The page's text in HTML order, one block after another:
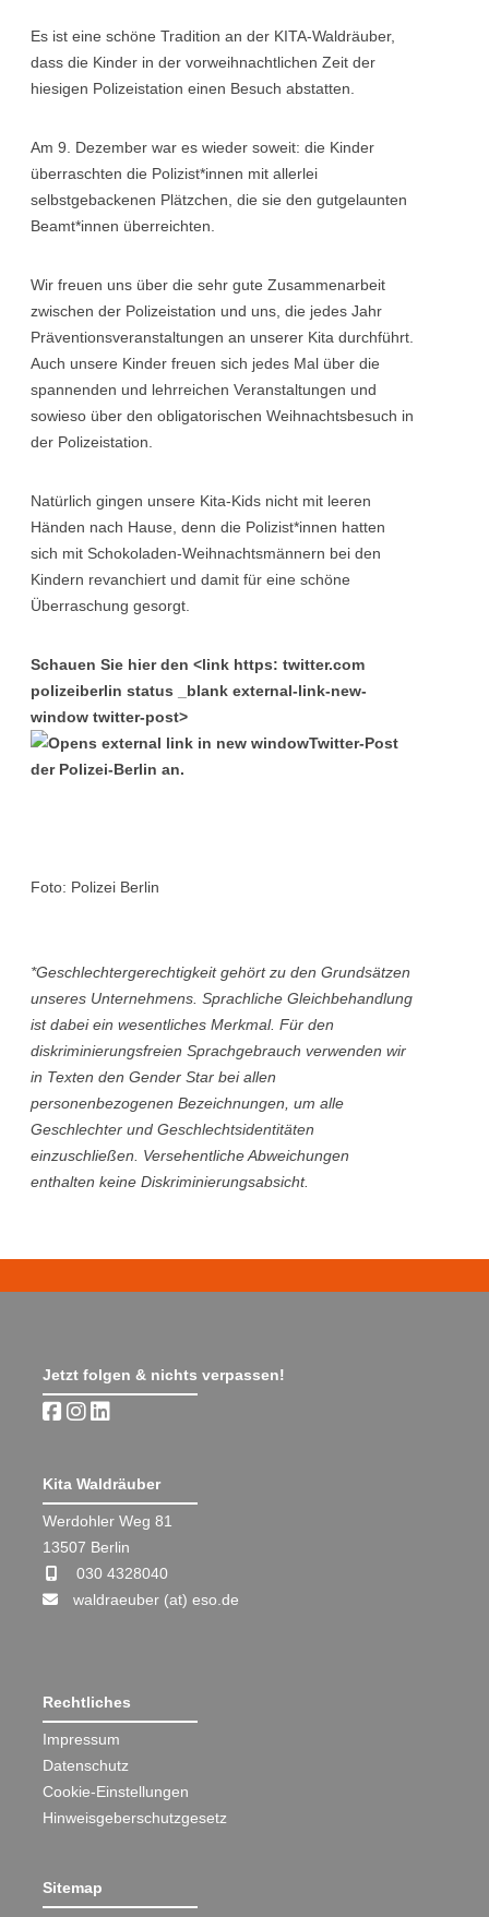
Es ist eine schöne Tradition an der KITA-Waldräuber,
dass die Kinder in der vorweihnachtlichen Zeit der
hiesigen Polizeistation einen Besuch abstatten.
Am 9. Dezember war es wieder soweit: die Kinder
überraschten die Polizist*innen mit allerlei
selbstgebackenen Plätzchen, die sie den gutgelaunten
Beamt*innen überreichten.
Wir freuen uns über die sehr gute Zusammenarbeit
zwischen der Polizeistation und uns, die jedes Jahr
Präventionsveranstaltungen an unserer Kita durchführt.
Auch unsere Kinder freuen sich jedes Mal über die
spannenden und lehrreichen Veranstaltungen und
sowieso über den obligatorischen Weihnachtsbesuch in
der Polizeistation.
Natürlich gingen unsere Kita-Kids nicht mit leeren
Händen nach Hause, denn die Polizist*innen hatten
sich mit Schokoladen-Weihnachtsmännern bei den
Kindern revanchiert und damit für eine schöne
Überraschung gesorgt.
Schauen Sie hier den <link https: twitter.com
polizeiberlin status _blank external-link-new-
window twitter-post>
Twitter-Post
der Polizei-Berlin an.
Foto: Polizei Berlin
*Geschlechtergerechtigkeit gehört zu den Grundsätzen
unseres Unternehmens. Sprachliche Gleichbehandlung
ist dabei ein wesentliches Merkmal. Für den
diskriminierungsfreien Sprachgebrauch verwenden wir
in Texten den Gender Star bei allen
personenbezogenen Bezeichnungen, um alle
Geschlechter und Geschlechtsidentitäten
einzuschließen. Versehentliche Abweichungen
enthalten keine Diskriminierungsabsicht.
Jetzt folgen & nichts verpassen!
Kita Waldräuber
Werdohler Weg 81
13507 Berlin
030 4328040
waldraeuber (at) eso.de
Rechtliches
Impressum
Datenschutz
Cookie-Einstellungen
Hinweisgeberschutzgesetz
Sitemap